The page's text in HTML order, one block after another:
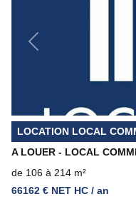
Previous
LOCATION LOCAL
de 106 à 214 m²
66162 € NET HC / an